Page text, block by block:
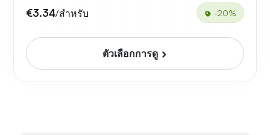
€3.34/สำหรับ -20%
ตัวเลือกการดู